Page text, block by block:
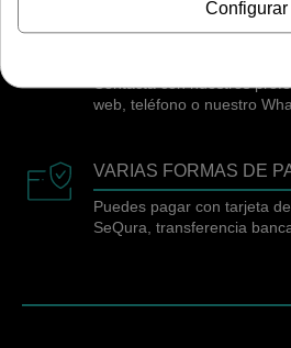
Contacta con nuestros
web, teléfono o nuestro
VARIAS FORMAS DE
Puedes pagar con tarjeta
SeQura, transferencia
Configurar